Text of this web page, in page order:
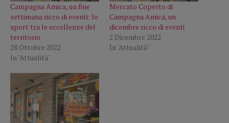
Campagna Amica, un fine
settimana ricco di eventi: lo
sport tra le eccellenze del
territorio
28 Ottobre 2022
In "Attualità"
Mercato Coperto di
Campagna Amica, un
dicembre ricco di eventi
2 Dicembre 2022
In "Attualità"